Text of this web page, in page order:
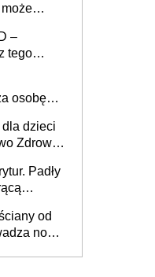
–
tego
osobę
dzieci
Zdrowia
Padły
od
nowe